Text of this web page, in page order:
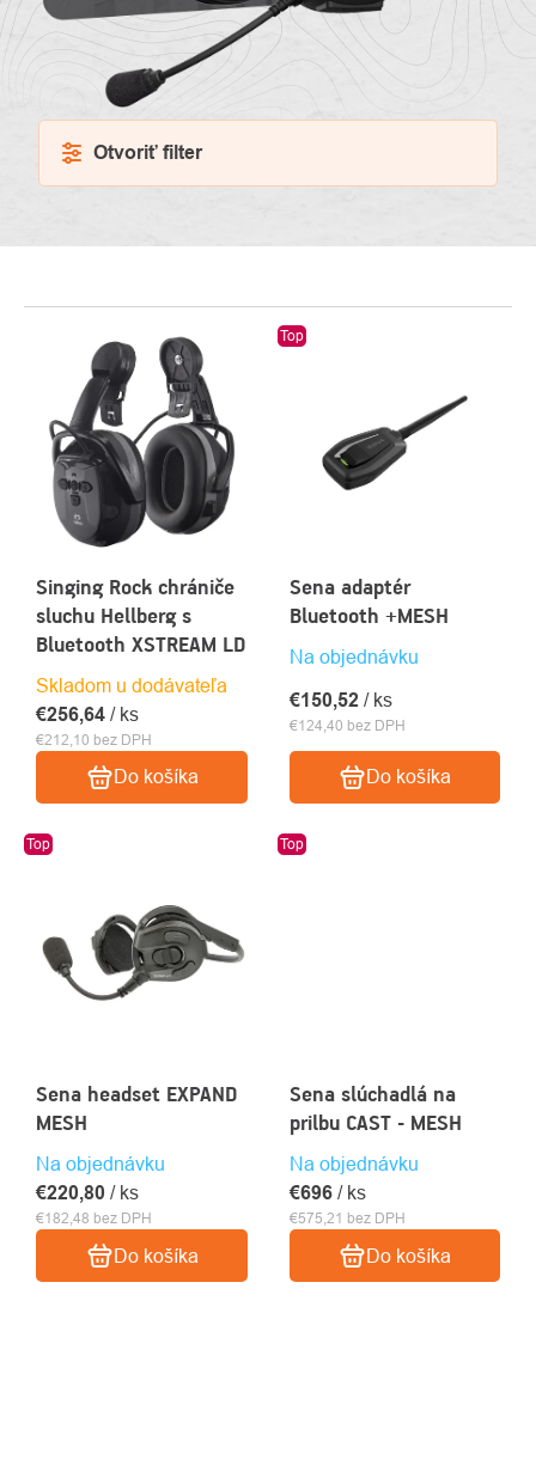
Otvoriť filter
PRODUKTOV
Singing Rock chrániče
sluchu Hellberg s
Bluetooth XSTREAM LD
Skladom u dodávateľa
€212,10 bez DPH
€256,64 / ks
Do košíka
Top
Sena adaptér
Bluetooth +MESH
Na objednávku
€124,40 bez DPH
€150,52 / ks
Do košíka
Top
Sena headset EXPAND
MESH
Na objednávku
€182,48 bez DPH
€220,80 / ks
Do košíka
Top
Sena slúchadlá na
prilbu CAST - MESH
Na objednávku
€575,21 bez DPH
€696 / ks
Do košíka